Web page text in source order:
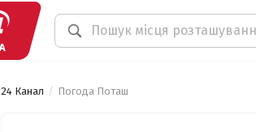
24 Канал Погода Поташ